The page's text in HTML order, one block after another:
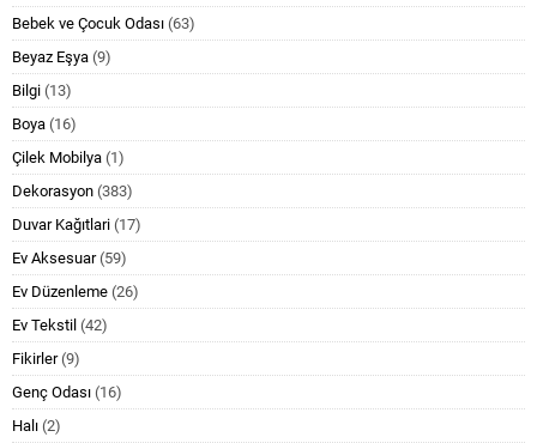
Bebek ve Çocuk Odası (63)
Beyaz Eşya (9)
Bilgi (13)
Boya (16)
Çilek Mobilya (1)
Dekorasyon (383)
Duvar Kağıtlari (17)
Ev Aksesuar(59)
Ev Düzenleme (26)
Ev Tekstil (42)
Fikirler(9)
Genç Odası (16)
Halı (2)